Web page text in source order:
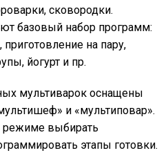
сковородки.
базовый набор программ:
на пару,
йогурт и пр.
мультиварок оснащены
и «мультиповар».
режиме выбирать
этапы готовки.